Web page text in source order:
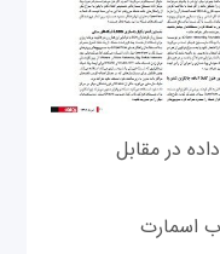
در مقابل
اسمارت